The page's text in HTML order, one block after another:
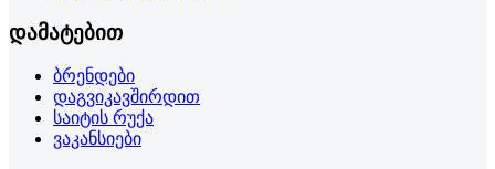
დამატებით
ბრენდები
დაგვიკავშირდით
საიტის რუქა
ვაკანსიები